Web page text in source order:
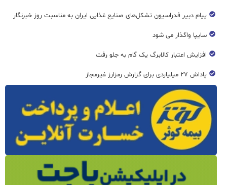
پیام دبیر فدراسیون تشکل‌های صنایع غذایی ایران به مناسبت روز خبرنگار
سایپا واگذار می شود
افزایش اعتبار کالابرگ یک گام به جلو رفت
پاداش ۲۷ میلیاردی برای گزارش رمزارز غیرمجاز